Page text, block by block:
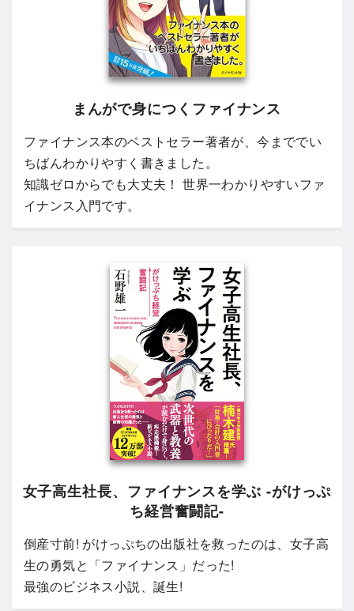
まんがで身につくファイナンス
ファイナンス本のベストセラー著者が、今まででい
ちばんわかりやすく書きました。
知識ゼロからでも大丈夫！ 世界一わかりやすいファ
イナンス入門です。
女子高生社長、ファイナンスを学ぶ -がけっぷ
ち経営奮闘記-
倒産寸前! がけっぷちの出版社を救ったのは、女子高
生の勇気と「ファイナンス」だった!
最強のビジネス小説、誕生!